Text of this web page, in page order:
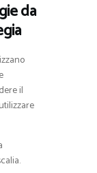
da
il